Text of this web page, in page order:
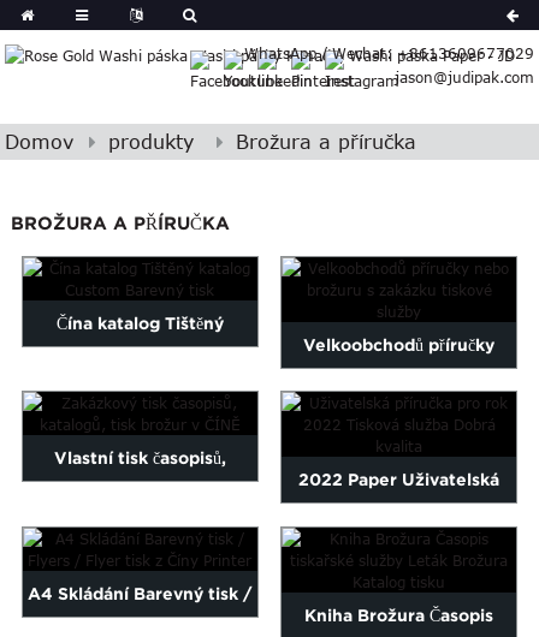
WhatsApp / Wechat: +8613609677029
jason@judipak.com
Japanese
Basque
Azerbaijani
Bulgarian
Croatian
Hebrew
Igbo
Khmer
Maltese
Burmese
Persian
Domov produkty Brožura a příručka
BROŽURA A PŘÍRUČKA
Čína katalog Tištěný
Velkoobchodů příručky
nebo brožuru s vlastní
potiskem ...
Vlastní tisk časopisů,
2022 Paper Uživatelská
příručka Tisková služba
Dobrá kvalita...
A4 Skládání Barevný tisk /
Kniha Brožura Časopis